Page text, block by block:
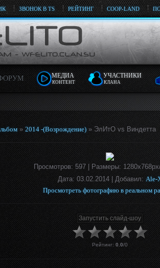
ЗВОНОК В TS РЕЙТИНГ COOP-LAND
МЕДИА
КОНТЕНТ
УЧАСТНИКИ
КЛАНА
» 2014 -(Возрождение) » ЭлИтО vs Виндетта
Просмотров: 597 | Размеры:
Дата: 03.02.2014 | Добавил:Ale-
Просмотреть фотографию в реальном
Рейтинг: 0.0/0